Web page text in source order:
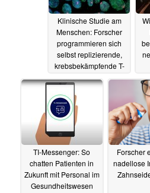
Klinische Studie am
Menschen: Forscher
programmieren sich
selbst replizierende,
krebsbekämpfende T-
Zellen03.08.2025
TI-Messenger: So
chatten Patienten in
Zukunft mit Personal im
Gesundheitswesen
Forscher
nadellose